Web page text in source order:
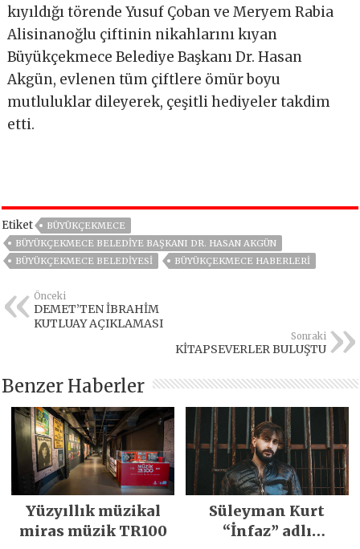
kıyıldığı törende Yusuf Çoban ve Meryem Rabia
Alisinanoğlu çiftinin nikahlarını kıyan
Büyükçekmece Belediye Başkanı Dr. Hasan
Akgün, evlenen tüm çiftlere ömür boyu
mutluluklar dileyerek, çeşitli hediyeler takdim
etti.
Etiket
BÜYÜKÇEKMECE
BÜYÜKÇEKMECE BELEDIYE BAŞKANI DR. HASAN AKGÜN
BÜYÜKÇEKMECE BELEDIYESI
BÜYÜKÇEKMECE HABERLERI
Önceki
DEMET’TEN İBRAHİM
KUTLUAY AÇIKLAMASI
Sonraki
KİTAPSEVERLER BULUŞTU
Benzer Haberler
Yüzyıllık müzikal
miras müzik TR100
Süleyman Kurt
“İnfaz” adlı